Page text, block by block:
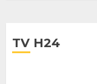
TV H24